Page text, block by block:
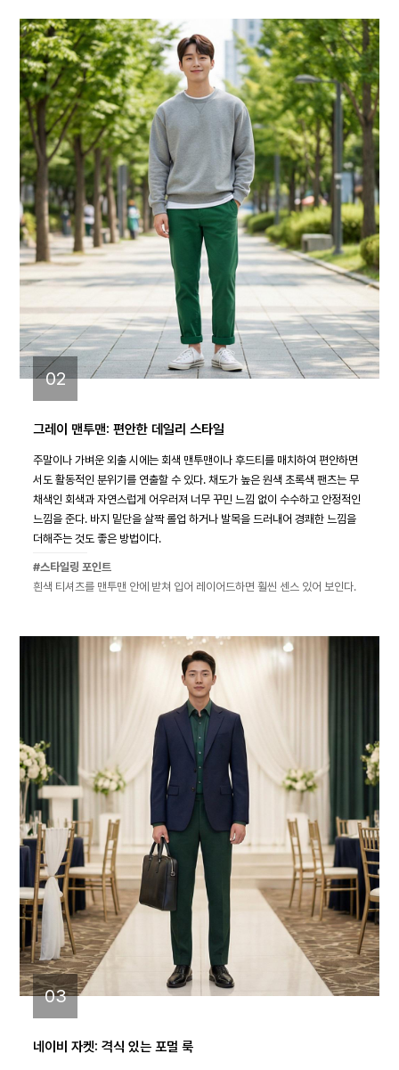
02
그레이 맨투맨: 편안한 데일리 스타일
주말이나 가벼운 외출 시에는 회색 맨투맨이나 후드티를 매치하여 편안하면
서도 활동적인 분위기를 연출할 수 있다. 채도가 높은 원색 초록색 팬츠는 무
채색인 회색과 자연스럽게 어우러져 너무 꾸민 느낌 없이 수수하고 안정적인
느낌을 준다. 바지 밑단을 살짝 롤업 하거나 발목을 드러내어 경쾌한 느낌을
더해주는 것도 좋은 방법이다.
#스타일링 포인트
흰색 티셔츠를 맨투맨 안에 받쳐 입어 레이어드하면 훨씬 센스 있어 보인다.
03
네이비 자켓: 격식 있는 포멀 룩